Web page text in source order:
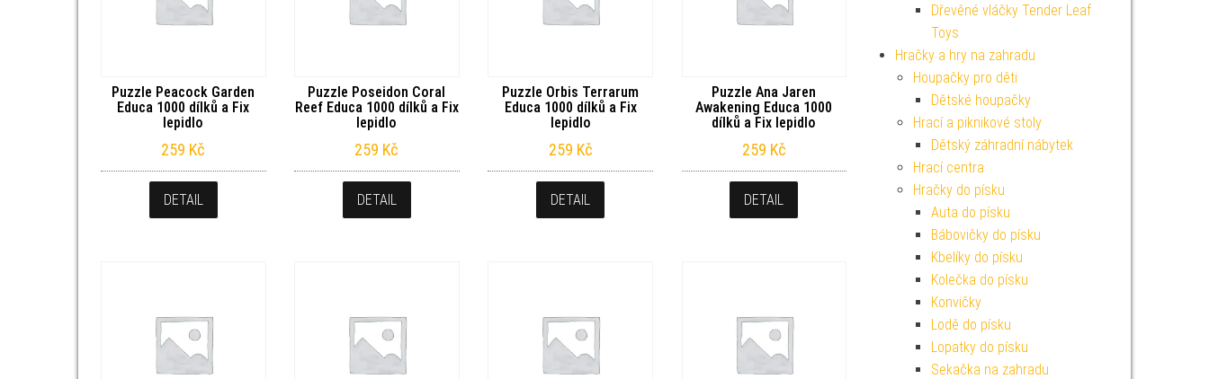
Puzzle Peacock Garden
Educa 1000 dílků a Fix
lepidlo
259 Kč
DETAIL
Puzzle Poseidon Coral
Reef Educa 1000 dílků a Fix
lepidlo
259 Kč
DETAIL
Puzzle Orbis Terrarum
Educa 1000 dílků a Fix
lepidlo
259 Kč
DETAIL
Puzzle Ana Jaren
Awakening Educa 1000
dílků a Fix lepidlo
259 Kč
DETAIL
Dřevěné vláčky Tender Leaf
Toys
Hračky a hry na zahradu
Houpačky pro děti
Dětské houpačky
Hrací a piknikové stoly
Dětský záhradní nábytek
Hrací centra
Hračky do písku
Auta do písku
Bábovičky do písku
Kbelíky do písku
Kolečka do písku
Konvičky
Lodě do písku
Lopatky do písku
Sekačka na zahradu